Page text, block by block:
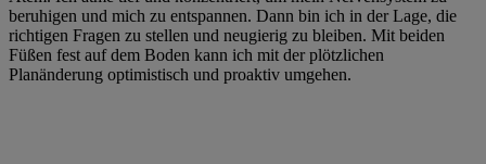
beruhigen und mich zu entspannen. Dann bin ich in der Lage, die
richtigen Fragen zu stellen und neugierig zu bleiben. Mit beiden
Füßen fest auf dem Boden kann ich mit der plötzlichen
Planänderung optimistisch und proaktiv umgehen.